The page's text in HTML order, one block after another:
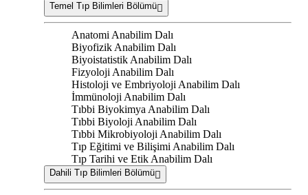
Temel Tıp Bilimleri Bölümü
Anatomi Anabilim Dalı
Biyofizik Anabilim Dalı
Biyoistatistik Anabilim Dalı
Fizyoloji Anabilim Dalı
Histoloji ve Embriyoloji Anabilim Dalı
İmmünoloji Anabilim Dalı
Tıbbi Biyokimya Anabilim Dalı
Tıbbi Biyoloji Anabilim Dalı
Tıbbi Mikrobiyoloji Anabilim Dalı
Tıp Eğitimi ve Bilişimi Anabilim Dalı
Tıp Tarihi ve Etik Anabilim Dalı
Dahili Tıp Bilimleri Bölümü